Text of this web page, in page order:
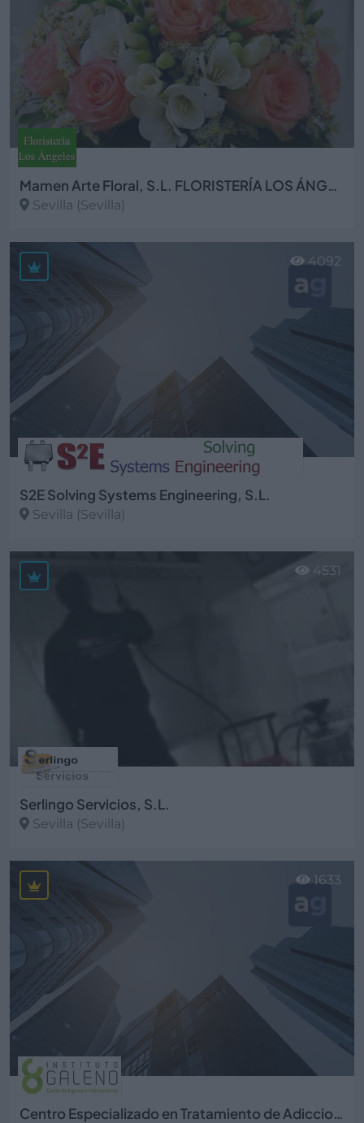
Mamen Arte Floral, S.L. FLORISTERÍA LOS ÁNGELES
Sevilla (Sevilla)
Ver más
S2E Solving Systems Engineering, S.L.
Sevilla (Sevilla)
Ver más
4092
Serlingo Servicios, S.L.
Sevilla (Sevilla)
Ver más
4531
Centro Especializado en Tratamiento de Adicciones Instituto Galeno S.L.
1633